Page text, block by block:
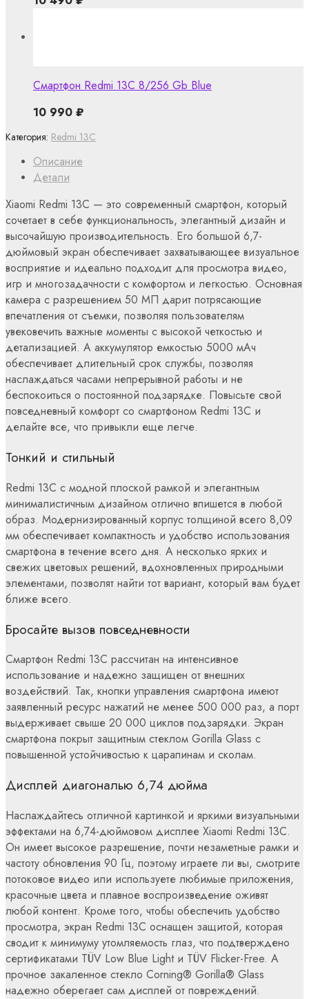
Описание
Детали
Xiaomi Redmi 13С — это современный смартфон, который
сочетает в себе функциональность, элегантный дизайн и
высочайшую производительность. Его большой 6,7-
дюймовый экран обеспечивает захватывающее визуальное
восприятие и идеально подходит для просмотра видео,
игр и многозадачности с комфортом и легкостью. Основная
камера с разрешением 50 МП дарит потрясающие
впечатления от съемки, позволяя пользователям
увековечить важные моменты с высокой четкостью и
детализацией. А аккумулятор емкостью 5000 мАч
обеспечивает длительный срок службы, позволяя
наслаждаться часами непрерывной работы и не
беспокоиться о постоянной подзарядке. Повысьте свой
повседневный комфорт со смартфоном Redmi 13С и
делайте все, что привыкли еще легче.
Тонкий и стильный
Redmi 13C с модной плоской рамкой и элегантным
минималистичным дизайном отлично впишется в любой
образ. Модернизированный корпус толщиной всего 8,09
мм обеспечивает компактность и удобство использования
смартфона в течение всего дня. А несколько ярких и
свежих цветовых решений, вдохновленных природными
элементами, позволят найти тот вариант, который вам будет
ближе всего.
Бросайте вызов повседневности
Смартфон Redmi 13C рассчитан на интенсивное
использование и надежно защищен от внешних
воздействий. Так, кнопки управления смартфона имеют
заявленный ресурс нажатий не менее 500 000 раз, а порт
выдерживает свыше 20 000 циклов подзарядки. Экран
смартфона покрыт защитным стеклом Gorilla Glass с
повышенной устойчивостью к царапинам и сколам.
Дисплей диагональю 6,74 дюйма
Наслаждайтесь отличной картинкой и яркими визуальными
эффектами на 6,74-дюймовом дисплее Xiaomi Redmi 13С.
Он имеет высокое разрешение, почти незаметные рамки и
частоту обновления 90 Гц, поэтому играете ли вы, смотрите
потоковое видео или используете любимые приложения,
красочные цвета и плавное воспроизведение оживят
любой контент. Кроме того, чтобы обеспечить удобство
просмотра, экран Redmi 13C оснащен защитой, которая
сводит к минимуму утомляемость глаз, что подтверждено
сертификатами TÜV Low Blue Light и TÜV Flicker-Free. А
прочное закаленное стекло Corning® Gorilla® Glass
надежно оберегает сам дисплей от повреждений.
Категория: Redmi 13C
Смартфон Redmi 13C 8/256 Gb Blue
10 990 ₽